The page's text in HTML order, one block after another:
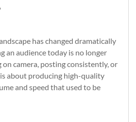
has changed dramatically
an audience today is no longer
camera, posting consistently, or
about producing high-quality
and speed that used to be